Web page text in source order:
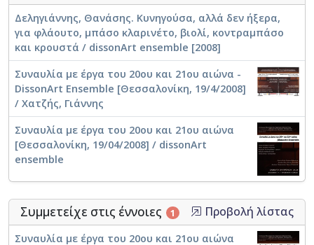
Δεληγιάννης, Θανάσης. Κυνηγούσα, αλλά δεν ήξερα,
για φλάουτο, μπάσο κλαρινέτο, βιολί, κοντραμπάσο
και κρουστά / dissonArt ensemble [2008]
Συναυλία με έργα του 20ου και 21ου αιώνα -
DissonArt Ensemble [Θεσσαλονίκη, 19/4/2008]
/ Χατζής, Γιάννης
Συναυλία με έργα του 20ου και 21ου αιώνα
[Θεσσαλονίκη, 19/04/2008] / dissonArt
ensemble
Συμμετείχε στις έννοιες 1 Προβολή λίστας
Συναυλία με έργα του 20ου και 21ου αιώνα